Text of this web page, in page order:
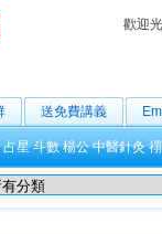
歡迎
送免費講義
占星 斗數 楊公 中醫針灸